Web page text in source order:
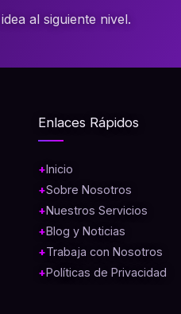
al siguiente nivel.
Enlaces Rápidos
Inicio
Sobre Nosotros
Nuestros Servicios
Blog y Noticias
Trabaja con Nosotros
Políticas de Privacidad